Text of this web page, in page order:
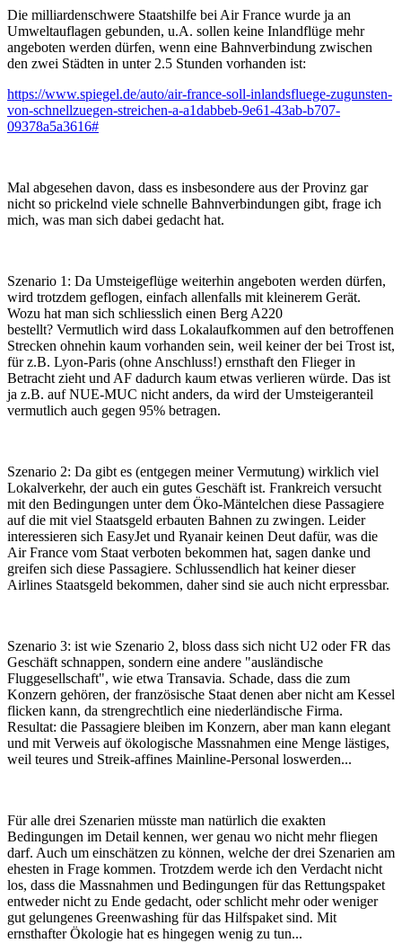
Die milliardenschwere Staatshilfe bei Air France wurde ja an
Umweltauflagen gebunden, u.A. sollen keine Inlandflüge mehr
angeboten werden dürfen, wenn eine Bahnverbindung zwischen
den zwei Städten in unter 2.5 Stunden vorhanden ist:
https://www.spiegel.de/auto/air-france-soll-inlandsfluege-zugunsten-
von-schnellzuegen-streichen-a-a1dabbeb-9e61-43ab-b707-
09378a5a3616#
Mal abgesehen davon, dass es insbesondere aus der Provinz gar
nicht so prickelnd viele schnelle Bahnverbindungen gibt, frage ich
mich, was man sich dabei gedacht hat.
Szenario 1: Da Umsteigeflüge weiterhin angeboten werden dürfen,
wird trotzdem geflogen, einfach allenfalls mit kleinerem Gerät.
Wozu hat man sich schliesslich einen Berg A220
bestellt? Vermutlich wird dass Lokalaufkommen auf den betroffenen
Strecken ohnehin kaum vorhanden sein, weil keiner der bei Trost ist,
für z.B. Lyon-Paris (ohne Anschluss!) ernsthaft den Flieger in
Betracht zieht und AF dadurch kaum etwas verlieren würde. Das ist
ja z.B. auf NUE-MUC nicht anders, da wird der Umsteigeranteil
vermutlich auch gegen 95% betragen.
Szenario 2: Da gibt es (entgegen meiner Vermutung) wirklich viel
Lokalverkehr, der auch ein gutes Geschäft ist. Frankreich versucht
mit den Bedingungen unter dem Öko-Mäntelchen diese Passagiere
auf die mit viel Staatsgeld erbauten Bahnen zu zwingen. Leider
interessieren sich EasyJet und Ryanair keinen Deut dafür, was die
Air France vom Staat verboten bekommen hat, sagen danke und
greifen sich diese Passagiere. Schlussendlich hat keiner dieser
Airlines Staatsgeld bekommen, daher sind sie auch nicht erpressbar.
Szenario 3: ist wie Szenario 2, bloss dass sich nicht U2 oder FR das
Geschäft schnappen, sondern eine andere "ausländische
Fluggesellschaft", wie etwa Transavia. Schade, dass die zum
Konzern gehören, der französische Staat denen aber nicht am Kessel
flicken kann, da strengrechtlich eine niederländische Firma.
Resultat: die Passagiere bleiben im Konzern, aber man kann elegant
und mit Verweis auf ökologische Massnahmen eine Menge lästiges,
weil teures und Streik-affines Mainline-Personal loswerden...
Für alle drei Szenarien müsste man natürlich die exakten
Bedingungen im Detail kennen, wer genau wo nicht mehr fliegen
darf. Auch um einschätzen zu können, welche der drei Szenarien am
ehesten in Frage kommen. Trotzdem werde ich den Verdacht nicht
los, dass die Massnahmen und Bedingungen für das Rettungspaket
entweder nicht zu Ende gedacht, oder schlicht mehr oder weniger
gut gelungenes Greenwashing für das Hilfspaket sind. Mit
ernsthafter Ökologie hat es hingegen wenig zu tun...